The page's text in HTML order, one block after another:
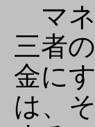
マネ
三者
金に
は、